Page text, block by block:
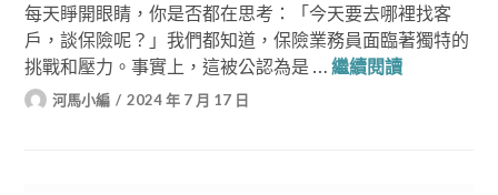
每天睜開眼睛，你是否都在思考：「今天要去哪裡找客
戶，談保險呢？」我們都知道，保險業務員面臨著獨特的
挑戰和壓力。事實上，這被公認為是 …繼續閱讀如何成為頂
河馬小編 2024 年 7 月 17 日